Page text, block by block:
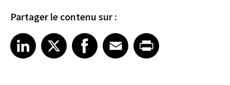
Partager le contenu sur :
Share article on LinkedIn
LinkedIn
Share article on XShare article on Facebook
Facebook
Share article on Email
EmailShare article on Print